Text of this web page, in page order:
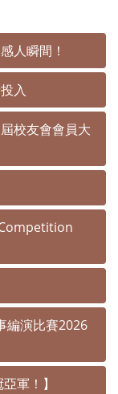
人瞬間！
入
校友會會員大
編演比賽2026
軍！】